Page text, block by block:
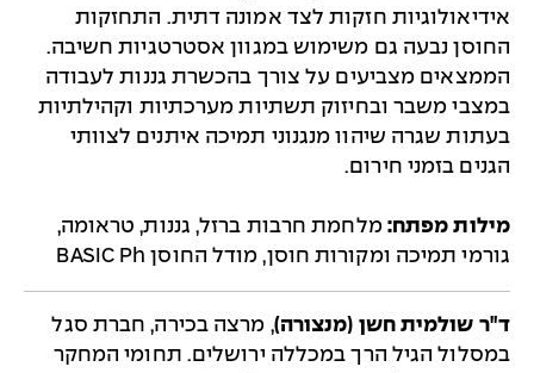
אידיאולוגיות חזקות לצד אמונה דתית. התחזקות
החוסן נבעה גם משימוש במגוון אסטרטגיות חשיבה.
הממצאים מצביעים על צורך בהכשרת גננות לעבודה
במצבי משבר ובחיזוק תשתיות מערכתיות וקהילתיות
בעתות שגרה שיהוו מנגנוני תמיכה איתנים לצוותי
הגנים בזמני חירום.
מילות מפתח:מלחמת חרבות ברזל, גננות, טראומה,
גורמי תמיכה ומקורות חוסן, מודל החוסן BASIC Ph
ד"ר שולמית חשן (מנצורה), מרצה בכירה, חברת סגל
במסלול הגיל הרך במכללה ירושלים. תחומי המחקר